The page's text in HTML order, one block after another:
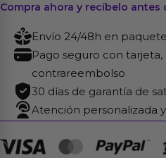
Compra ahora y recíbelo antes
Envío 24/48h en
Pago seguro con tarjeta,
contrareembolso
30 días de garantía de
Atención personalizada